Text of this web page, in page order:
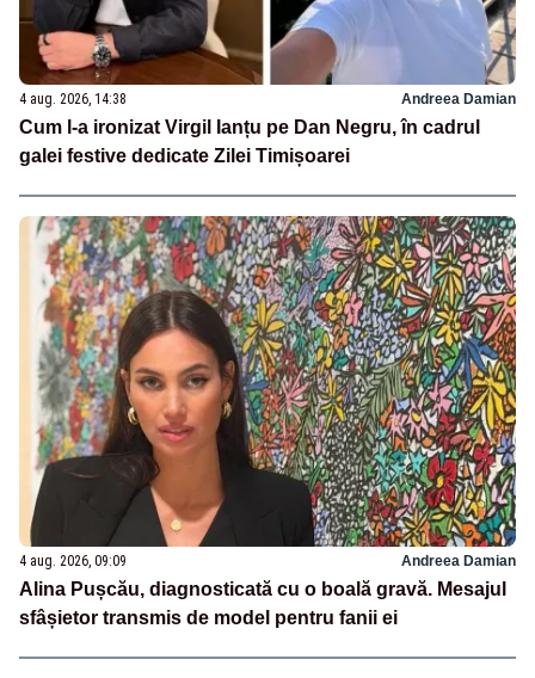
4 aug. 2026, 14:38 Andreea Damian
Cum l-a ironizat Virgil Ianțu pe Dan Negru, în cadrul
galei festive dedicate Zilei Timișoarei
4 aug. 2026, 09:09 Andreea Damian
Alina Pușcău, diagnosticată cu o boală gravă. Mesajul
sfâșietor transmis de model pentru fanii ei